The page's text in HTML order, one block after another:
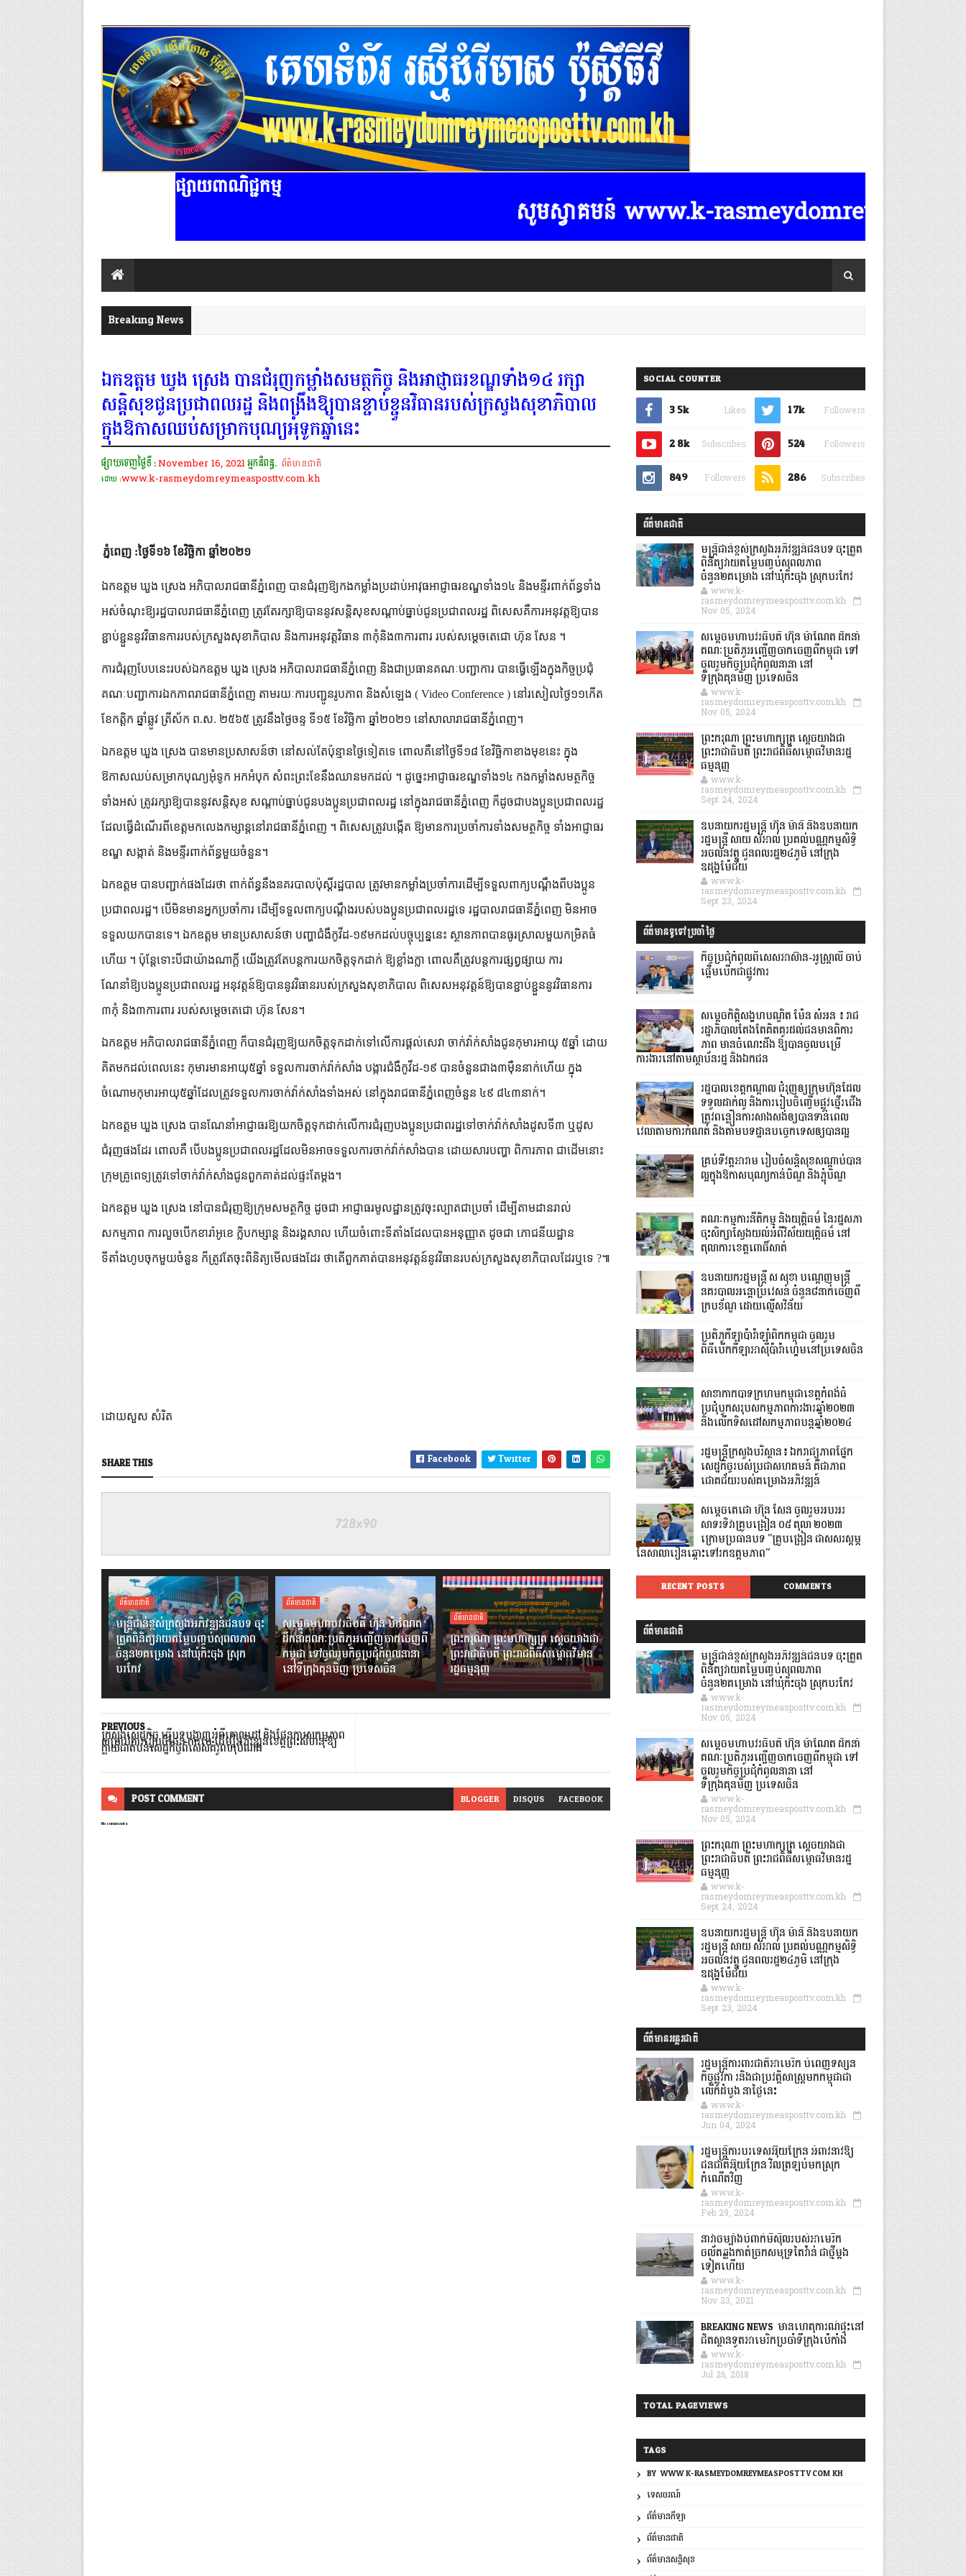
ផ្សាយពាណិជ្ជកម្ម
សូមស្វាគមន៍ www.k-
Breaking News
ឯកឧត្តម ឃួង ស្រេង បានជំរុញកម្លាំងសមត្ថកិច្ច និងអាជ្ញាធរខណ្ឌទាំង១៤ រក្សា
សន្តិសុខជូនប្រជាពលរដ្ឋ និងពង្រឹងឱ្យបានខ្ជាប់ខ្ជួនវិធានរបស់ក្រសួងសុខាភិបាល
ក្នុងឱកាសឈប់សម្រាកបុណ្យអុំទូកឆ្នាំនេះ
ផ្សាយចេញថ្ងៃទី :November 16, 2021អ្នកនិពន្ធ. ព័ត៌មានជាតិ
ដោយ :www.k-rasmeydomreymeasposttv.com.kh
ភ្នំពេញ :ថ្ងៃទី១៦ ខែវិច្ឆិកា ឆ្នាំ២០២១
ឯកឧត្តម ឃួង ស្រេង អភិបាលរាជធានីភ្នំពេញ បានជំរុញឱ្យកងកម្លាំងប្រដាប់អាវុធអាជ្ញាធរខណ្ឌទាំង១៤ និងមន្ទីរពាក់ព័ន្ធទាំង
អស់ចំណុះឱ្យរដ្ឋបាលរាជធានីភ្នំពេញ ត្រូវតែរក្សាឱ្យបាននូវសន្តិសុខសណ្ដាប់ធ្នាប់ជូនប្រជាពលរដ្ឋ ពិសេសគឺការអនុវត្តឱ្យបាន
ខ្ជាប់ខ្ជួននូវវិធានការរបស់ក្រសួងសុខាភិបាល និងការអនុវត្តវិធាន ៣កុំនិង៣ការពារ របស់សម្ដេចតេជោ ហ៊ុន សែន ។
ការជំរុញបែបនេះរបស់ឯកឧត្តម ឃួង ស្រេង អភិបាលរាជធានីភ្នំពេញ និងជាប្រធានគណៈបញ្ជាការ បានធ្វើឡើងក្នុងកិច្ចប្រជុំ
គណៈបញ្ជាការឯកភាពរាជធានីភ្នំពេញ តាមរយៈការបញ្ជូនរូបភាព និងសំឡេង ( Video Conference ) នៅរសៀលថ្ងៃ១១កើត
ខែកត្តិក ឆ្នាំឆ្លូវ ត្រីស័ក ព.ស. ២៥៦៥ ត្រូវនឹងថ្ងៃចន្ទ ទី១៥ ខែវិច្ឆិកា ឆ្នាំ២០២១ នៅសាលារាជធានីភ្នំពេញ។
ឯកឧត្តម ឃួង ស្រេង បានមានប្រសាសន៍ថា នៅសល់តែប៉ុន្មានថ្ងៃទៀតទេ ពោលគឺនៅថ្ងៃទី១៨ ខែវិច្ឆិកាខាងមុខនេះ ក្នុង
ឱកាសឈប់សម្រាកបុណ្យអុំទូក អកអំបុក សំពះព្រះខែនឹងឈានមកដល់ ។ ដូច្នេះអាជ្ញាធរខណ្ឌទាំង១៤ កងកម្លាំងសមត្ថកិច្ច
ទាំងអស់ ត្រូវរក្សាឱ្យបាននូវសន្តិសុខ សណ្ដាប់ធ្នាប់ជូនបងប្អូនប្រជាពលរដ្ឋ នៅក្នុងរាជធានីភ្នំពេញ ក៏ដូចជាបងប្អូនប្រជាពលរដ្ឋ
ដែលធ្វើដំណើរពីខេត្តមកលេងកម្សាន្តនៅរាជធានីភ្នំពេញ ។ ពិសេសត្រូវបង្កើត ឱ្យមានការប្រចាំការទាំងសមត្ថកិច្ច ទាំងអាជ្ញាធរ
ខណ្ឌ សង្កាត់ និងមន្ទីរពាក់ព័ន្ធមួយចំនួន។
ឯកឧត្តម បានបញ្ជាក់ផងដែរថា ពាក់ព័ន្ធនឹងនគរបាលប៉ុស្តិ៍រដ្ឋបាល ត្រូវមានកម្លាំងប្រចាំការដើម្បីទទួលពាក្យបណ្ដឹងពីបងប្អូន
ប្រជាពលរដ្ឋ។ បើមិនមានអ្នកប្រចាំការ ដើម្បីទទួលពាក្យបណ្ដឹងរបស់បងប្អូនប្រជាពលរដ្ឋទេ រដ្ឋបាលរាជធានីភ្នំពេញ មិនអាច
ទទួលយកបានទេ។ ឯកឧត្តម មានប្រសាសន៍ថា បញ្ហាជំងឺកូវីដ-១៩មកដល់បច្ចុប្បន្ននេះ ស្ថានភាពបានធូរស្រាលមួយកម្រិតធំ
ហើយ ។ ប៉ុន្តែទោះបីជាយ៉ាងណាក្តី យើងត្រូវតែបន្តការយកចិត្តទុកដាក់ ឱ្យខ្លាំងក្លា ពោលគឺត្រូវបន្តការផ្សព្វផ្សាយ ការ
ណែនាំឱ្យបងប្អូនប្រជាពលរដ្ឋ អនុវត្តន៍ឱ្យបាននូវវិធានរបស់ក្រសួងសុខាភិបាល ពិសេសអនុវត្តន៍ឱ្យបានខ្ជាប់ខ្ជួននូវវិធានការ
៣កុំ និង៣ការពារ របស់សម្តេចតេជោ ហ៊ុន សែន។
ឯកឧត្តម អភិបាលរាជធានីភ្នំពេញ ក៏បានជំរុញឱ្យយកចិត្តទុកដាក់ទៅលើការផ្ដល់សេវា ចាក់វ៉ាក់សាំងជូនកុមារអាយុ ៥ឆ្នាំ ដោយ
គិតមកដល់ពេលនេះ កុមារមានអាយុ៥ឆ្នាំ ទទួលការចាក់វ៉ាក់សាំង បង្ការជំងឺកូវីដ-១៩ បានចំនួនជាង៣ម៉ឺននាក់ហើយ ក្នុង
ចំណោមកុមារអាយុ៥ឆ្នាំដែលត្រូវទទួលការចាក់វ៉ាក់សាំងទាំងអស់ នៅក្នុងរាជធានីភ្នំពេញចំនួន ៤៩ ៨៤៣នាក់។
ឯកឧត្តម ឃួង ស្រេង បានណែនាំអាជ្ញាធរឱ្យយកចិត្តទុកដាក់លើការជំរុញបងប្អូនប្រជាពរដ្ឋទៅចាក់វ៉ាក់សាំងដូសទី៣ ឬដូស
ជំរុញផងដែរ ពោលគឺ បើបងប្អូនប្រជាពលរដ្ឋដែលមិនអាចទទួលការចាក់វ៉ាក់សាំងបាន ដោយសារបញ្ហា ពិការភាព ជាដើមនោះ
ក្រុមគ្រូពេទ្យត្រូវទៅចាក់វ៉ាក់សាំងជូនពួកគាត់ដល់ផ្ទះតែម្តង។
ឯកឧត្តម ឃួង ស្រេង នៅបានជំរុញឱ្យក្រុមសមត្ថកិច្ច ដូចជា អាជ្ញាធរមូលដ្ឋានត្រូវចុះល្បាតជាប្រចាំ ដើម្បីតាមដានរាល់
សកម្មភាព ការលួចបើកខារ៉ាអូខេ ក្លិបកម្សាន្ត និងរង្គសាល ហើយចំពោះទីតាំងដែលបានអនុញ្ញាត ដូចជា ភោជនីយដ្ឋាន
ទីតាំងហូបចុកមួយចំនួន ក៏ត្រូវតែចុះពិនិត្យមើលផងដែរ ថាតើពួកគាត់បានអនុវត្តន៍នូវវិធានរបស់ក្រសួងសុខាភិបាលដែរឬទេ ?៕
ដោយសួស សំរិត
SHARE THIS Facebook Twitter
ព័ត៌មានជាតិ
មន្ត្រីជាន់ខ្ពស់ក្រសួងអភិវឌ្ឍន៍ជនបទ ចុះ
ត្រួតពិនិត្យវាយតម្លៃបញ្ចប់សុពលភាព
ចំនួន២គម្រោង នៅឃុំកិះចុង ស្រុក
បរកែវ
ព័ត៌មានជាតិ
សម្តេចមហាបវរធិបតី ហ៊ុន ម៉ាណែត
ដឹកនាំគណៈប្រតិភូអញ្ជើញចាកចេញពី
កម្ពុជា ទៅចូលរួមកិច្ចប្រជុំកំពូលនានា
នៅទីក្រុងគុនមិញ ប្រទេសចិន
ព័ត៌មានជាតិ
ព្រះករុណា ព្រះមហាក្សត្រ ស្តេចយាងជា
ព្រះរាជាធិបតី ព្រះរាជពិធីសម្ពោធវិមាន
រដ្ឋធម្មនុញ្ញ
PREVIOUS
ក្រសួងសេដ្ឋកិច្ច ធ្វើបទបង្ហាញអំពីគោលដៅ និងផែនការសកម្មភាព
សម្រាប់ការរៀបចំផែន ការមេ ដើម្បីអភិវឌ្ឍន៍ខេត្តព្រះសីហនុ ឱ្យ
ក្លាយជាតំបន់សេដ្ឋកិច្ចពិសេសគំរូពហុបំណង
POSTCOMMENT BLOGGER DISQUS FACEBOOK
No comments
SOCIAL COUNTER
3.5k Likes 1.7k Followers
2.8k Subscribes 524 Followers
849 Followers 286 Subscribes
ព័ត៌មានជាតិ
មន្ត្រីជាន់ខ្ពស់ក្រសួងអភិវឌ្ឍន៍ជនបទ ចុះត្រួត
ពិនិត្យវាយតម្លៃបញ្ចប់សុពលភាព
ចំនួន២គម្រោង នៅឃុំកិះចុង ស្រុកបរកែវ
www.k-
rasmeydomreymeasposttv.com.kh
Nov 05, 2024
សម្តេចមហាបវរធិបតី ហ៊ុន ម៉ាណែត ដឹកនាំ
គណៈប្រតិភូអញ្ជើញចាកចេញពីកម្ពុជា ទៅ
ចូលរួមកិច្ចប្រជុំកំពូលនានា នៅ
ទីក្រុងគុនមិញ ប្រទេសចិន
www.k-
rasmeydomreymeasposttv.com.kh
Nov 05, 2024
ព្រះករុណា ព្រះមហាក្សត្រ ស្តេចយាងជា
ព្រះរាជាធិបតី ព្រះរាជពិធីសម្ពោធវិមានរដ្ឋ
ធម្មនុញ្ញ
www.k-
rasmeydomreymeasposttv.com.kh
Sept 24, 2024
ឧបនាយករដ្ឋមន្ដ្រី ហ៊ុន ម៉ានី និងឧបនាយក
រដ្ឋមន្ដ្រី សាយ សំអាល់ ប្រគល់បណ្ណកម្មសិទ្ធិ
អចលនវត្ថុ ជូនពលរដ្ឋ២៤ភូមិ នៅក្រុង
ឧដុង្គម៉ែជ័យ
www.k-
rasmeydomreymeasposttv.com.kh
Sept 23, 2024
ព័ត៌មានទូទៅប្រចាំថ្ងៃ
កិច្ចប្រជុំកំពូលពិសេសអាស៊ាន-អូស្ត្រាលី ចាប់
ផ្តើមបើកជាផ្លូវការ
សម្តេចកិត្តិសង្គហបណ្ឌិត ម៉ែន សំអន ៖ រាជ
រដ្ឋាភិបាលតែងតែគិតគូរដល់ជនមានពិការ
ភាព មានចំណេះដឹង ឱ្យបានចូលបម្រើ
ការងារនៅតាមស្ថាប័នរដ្ឋ និងឯកជន
រដ្ឋបាលខេត្តកណ្ដាល ជំរុញឲ្យក្រុមហ៊ុនដែល
ទទួលដាក់លូ និងការរៀបចិញ្ចើមផ្លូវថ្មើរជើង
ត្រូវពន្លឿនការសាងសង់ឲ្យបានទាន់ពេល
វេលាតាមការកំណត់ និងតាមបទដ្ឋានបច្ចេកទេសឲ្យបានល្អ
គ្រប់ទីវត្តអារាម រៀបចំសន្តិសុខសណ្តាប់បាន
ល្អក្នុងឱកាសបុណ្យកាន់បិណ្ឌ និងភ្ជុំបិណ្ឌ
គណៈកម្មការនីតិកម្ម និងយុត្តិធម៌ នៃរដ្ឋសភា
ចុះសិក្សាស្វែងយល់អំពីវិស័យយុត្តិធម៌ នៅ
តុលាការខេត្តពោធិ៍សាត់
ឧបនាយករដ្ឋមន្ដ្រី ស សុខា បណ្ដេញមន្ដ្រី
នគរបាលអន្ដោប្រវេសន៍ ចំនួន៨នាក់ចេញពី
ក្របខ័ណ្ឌ ដោយល្មើសវិន័យ
ប្រតិភូកីឡាប៉ារ៉ាឡាំពិកកម្ពុជា ចូលរួម
ពិធីបើកកីឡាអាស៊ីប៉ារ៉ាហ្គេមនៅប្រទេសចិន
សាខាកាកបាទក្រហមកម្ពុជាខេត្តកំពង់ធំ
ប្រជុំបូកសរុបសកម្មភាពការងារឆ្នាំ២០២៣
និងលើកទិសដៅសកម្មភាពបន្តឆ្នាំ២០២៤
រដ្ឋមន្រ្តីក្រសួងបរិស្ថាន៖ ឯករាជ្យភាពផ្នែក
សេដ្ឋកិច្ចរបស់ប្រជាសហគមន៍ គឺជាភាព
ជោគជ័យរបស់គម្រោងអភិវឌ្ឍន៍
សម្តេចតេជោ ហ៊ុន សែន ចូលរួមអបអរ
សាទរទិវាគ្រូបង្រៀន ០៥ តុលា ២០២៣
ក្រោមប្រធានបទ "គ្រូបង្រៀន ជាសសរស្តម្ភ
នៃសាលារៀនឆ្ពោះទៅរកឧត្តមភាព"
RECENT POSTS COMMENTS
ព័ត៌មានជាតិ
មន្ត្រីជាន់ខ្ពស់ក្រសួងអភិវឌ្ឍន៍ជនបទ ចុះត្រួត
ពិនិត្យវាយតម្លៃបញ្ចប់សុពលភាព
ចំនួន២គម្រោង នៅឃុំកិះចុង ស្រុកបរកែវ
www.k-
rasmeydomreymeasposttv.com.kh
Nov 05, 2024
សម្តេចមហាបវរធិបតី ហ៊ុន ម៉ាណែត ដឹកនាំ
គណៈប្រតិភូអញ្ជើញចាកចេញពីកម្ពុជា ទៅ
ចូលរួមកិច្ចប្រជុំកំពូលនានា នៅ
ទីក្រុងគុនមិញ ប្រទេសចិន
www.k-
rasmeydomreymeasposttv.com.kh
Nov 05, 2024
ព្រះករុណា ព្រះមហាក្សត្រ ស្តេចយាងជា
ព្រះរាជាធិបតី ព្រះរាជពិធីសម្ពោធវិមានរដ្ឋ
ធម្មនុញ្ញ
www.k-
rasmeydomreymeasposttv.com.kh
Sept 24, 2024
ឧបនាយករដ្ឋមន្ដ្រី ហ៊ុន ម៉ានី និងឧបនាយក
រដ្ឋមន្ដ្រី សាយ សំអាល់ ប្រគល់បណ្ណកម្មសិទ្ធិ
អចលនវត្ថុ ជូនពលរដ្ឋ២៤ភូមិ នៅក្រុង
ឧដុង្គម៉ែជ័យ
www.k-
rasmeydomreymeasposttv.com.kh
Sept 23, 2024
ព័ត៌មានអន្តរជាតិ
រដ្ឋមន្រ្តីការពារជាតិអាមេរិក បំពេញទស្សន
កិច្ចផ្លូវកា រនិងជាប្រវត្តិសាស្រ្តមកកម្ពុជាជា
លើកដំបូង នាថ្ងៃនេះ
www.k-
rasmeydomreymeasposttv.com.kh
Jun 04, 2024
រដ្ឋមន្ត្រីការបរទេសអ៊ុយក្រែន អំពាវនាវឱ្យ
ជនជាតិអ៊ុយក្រែន វិលត្រឡប់មកស្រុក
កំណើតវិញ
www.k-
rasmeydomreymeasposttv.com.kh
Feb 29, 2024
នាវាចម្បាំងបំពាក់មីស៊ីលរបស់អាមេរិក
ចល័តឆ្លងកាត់ច្រកសមុទ្រតៃវ៉ាន់ ជាថ្មីម្តង
ទៀតហើយ
www.k-
rasmeydomreymeasposttv.com.kh
Nov 23, 2021
BREAKING NEWS: មានហេតុការណ៍ផ្ទុះនៅ
ជិតស្ថានទូតអាមេរិកប្រចាំទីក្រុងប៉េកាំង
www.k-
rasmeydomreymeasposttv.com.kh
Jul 26, 2018
TOTAL PAGEVIEWS
TAGS
BY: WWW.K-RASMEYDOMREYMEASPOSTTV.COM.KH
ទេសចរណ៍
ព័ត៌មានកីឡា
ព័ត៌មានជាតិ
ព័ត៌មានសន្តិសុខ